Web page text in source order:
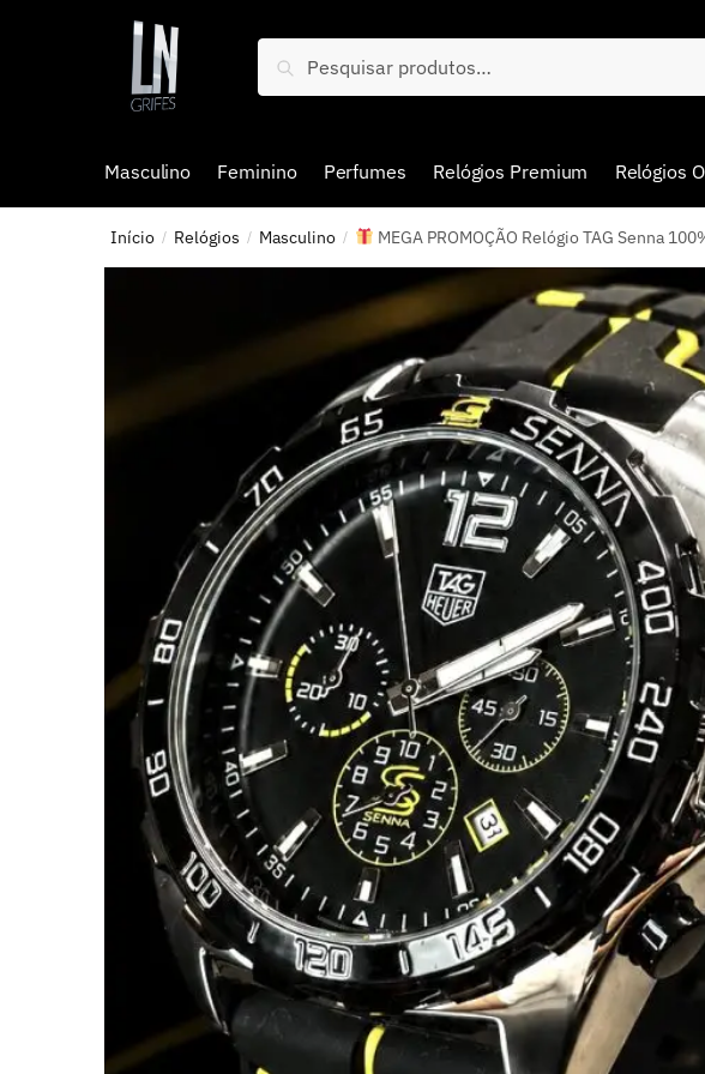
Pesquisar
Masculino Feminino Perfumes Relógios Premium Relógios
Início / Relógios / Masculino / MEGA PROMOÇÃO Relógio TAG Senna